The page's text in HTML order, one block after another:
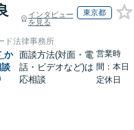
インタビュー
を見る
東京都
ド法律事務所
か
談
面談方法(対面・電
話・ビデオなど)は
応相談
営業時
間：本日
定休日